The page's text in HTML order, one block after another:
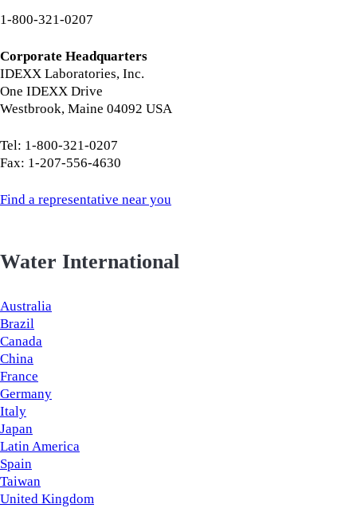
1-800-321-0207
Corporate Headquarters
IDEXX Laboratories, Inc.
One IDEXX Drive
Westbrook, Maine 04092 USA
Tel: 1-800-321-0207
Fax: 1-207-556-4630
Find a representative near you
Water International
Australia
Brazil
Canada
China
France
Germany
Italy
Japan
Latin America
Spain
Taiwan
United Kingdom